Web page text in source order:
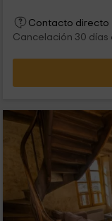
Contacto directo
Cancelación 30 días